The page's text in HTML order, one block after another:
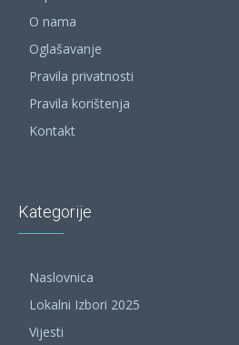
O nama
Oglašavanje
Pravila privatnosti
Pravila korištenja
Kontakt
Kategorije
Naslovnica
Lokalni Izbori 2025
Vijesti